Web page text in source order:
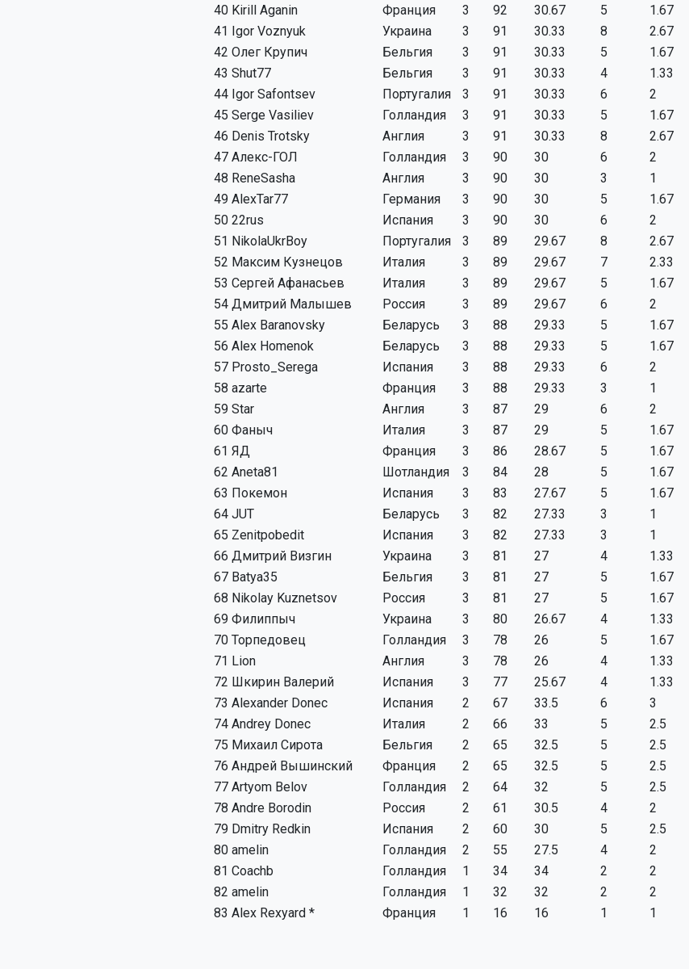
40 Kirill Aganin Франция 3 92 30.67 5 1.67
41 Igor Voznyuk Украина 3 91 30.33 8 2.67
42 Олег Крупич Бельгия 3 91 30.33 5 1.67
43 Shut77 Бельгия 3 91 30.33 4 1.33
44 Igor Safontsev Португалия 3 91 30.33 6 2
45 Serge Vasiliev Голландия 3 91 30.33 5 1.67
46 Denis Trotsky Англия 3 91 30.33 8 2.67
47 Алекс-ГОЛ Голландия 3 90 30 6 2
48 ReneSasha Англия 3 90 30 3 1
49 AlexTar77 Германия 3 90 30 5 1.67
50 22rus Испания 3 90 30 6 2
51 NikolaUkrBoy Португалия 3 89 29.67 8 2.67
52 Максим Кузнецов Италия 3 89 29.67 7 2.33
53 Сергей Афанасьев Италия 3 89 29.67 5 1.67
54 Дмитрий Малышев Россия 3 89 29.67 6 2
55 Alex Baranovsky Беларусь 3 88 29.33 5 1.67
56 Alex Homenok Беларусь 3 88 29.33 5 1.67
57 Prosto_Serega Испания 3 88 29.33 6 2
58 azarte Франция 3 88 29.33 3 1
59 Star Англия 3 87 29 6 2
60 Фаныч Италия 3 87 29 5 1.67
61 ЯД Франция 3 86 28.67 5 1.67
62 Aneta81 Шотландия 3 84 28 5 1.67
63 Покемон Испания 3 83 27.67 5 1.67
64 JUT Беларусь 3 82 27.33 3 1
65 Zenitpobedit Испания 3 82 27.33 3 1
66 Дмитрий Визгин Украина 3 81 27 4 1.33
67 Batya35 Бельгия 3 81 27 5 1.67
68 Nikolay Kuznetsov Россия 3 81 27 5 1.67
69 Филиппыч Украина 3 80 26.67 4 1.33
70 Торпедовец Голландия 3 78 26 5 1.67
71 Lion Англия 3 78 26 4 1.33
72 Шкирин Валерий Испания 3 77 25.67 4 1.33
73 Alexander Donec Испания 2 67 33.5 6 3
74 Andrey Donec Италия 2 66 33 5 2.5
75 Михаил Сирота Бельгия 2 65 32.5 5 2.5
76 Андрей Вышинский Франция 2 65 32.5 5 2.5
77 Artyom Belov Голландия 2 64 32 5 2.5
78 Andre Borodin Россия 2 61 30.5 4 2
79 Dmitry Redkin Испания 2 60 30 5 2.5
80 аmelin Голландия 2 55 27.5 4 2
81 Coachb Голландия 1 34 34 2 2
82 amelin Голландия 1 32 32 2 2
83 Alex Rexyard * Франция 1 16 16 1 1